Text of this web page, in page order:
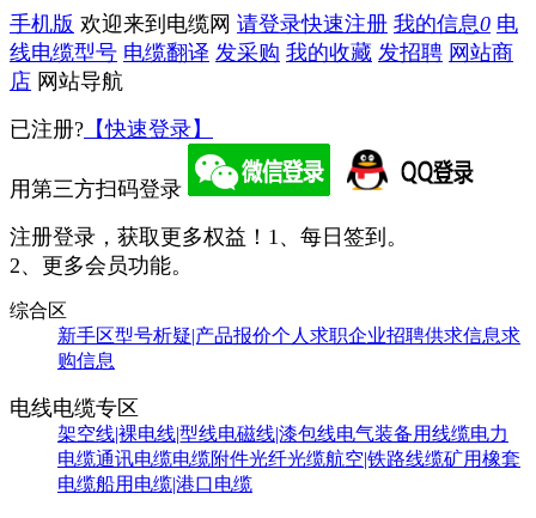
手机版 欢迎来到电缆网 请登录快速注册 我的信息0 电
线电缆型号 电缆翻译 发采购 我的收藏 发招聘 网站商
店 网站导航
已注册? 【快速登录】
用第三方扫码登录
注册登录，获取更多权益！ 1、每日签到。
2、更多会员功能。
综合区
新手区型号析疑|产品报价个人求职企业招聘供求信息求
购信息
电线电缆专区
架空线|裸电线|型线电磁线|漆包线电气装备用线缆电力
电缆通讯电缆电缆附件光纤光缆航空|铁路线缆矿用橡套
电缆船用电缆|港口电缆